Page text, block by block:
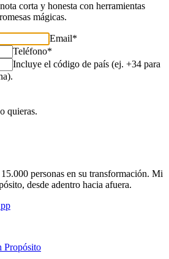
corta y honesta con herramientas
mágicas.
Email*
Teléfono*
Incluye el código de país (ej. +34 para
quieras.
personas en su transformación. Mi
desde adentro hacia afuera.
Propósito